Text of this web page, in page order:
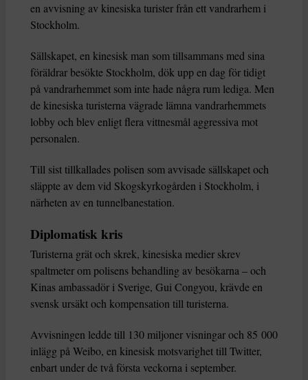
en avvisning av kinesiska turister från ett vandrarhem i
Stockholm.
Sällskapet, en kinesisk man som tillsammans med sina
föräldrar besökte Stockholm, dök upp en dag för tidigt
på vandrarhemmet som inte hade några rum lediga. Men
de kinesiska turisterna vägrade lämna vandrarhemmets
lobby och blev enligt flera vittnesmål aggressiva mot
personalen.
Till sist tillkallades polisen som avvisade sällskapet och
släppte av dem vid Skogskyrkogården i Stockholm, i
närheten av en tunnelbanestation.
Diplomatisk kris
Turisterna grät och skrek, kinesiska medier skrev
spaltmeter om polisens behandling av besökarna – och
Kinas ambassadör i Sverige, Gui Congyou, krävde en
svensk ursäkt och kompensation till turisterna.
Avvisningen ledde till 130 miljoner visningar och 85 000
inlägg på Weibo, en kinesisk motsvarighet till Twitter,
enbart under de två första veckorna i september.